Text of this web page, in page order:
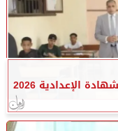
الإعدادية 2026